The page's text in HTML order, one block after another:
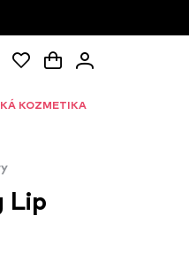
KOZMETIKA
Lip